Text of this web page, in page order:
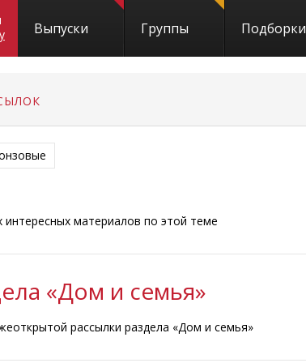
Выпуски Группы Подборки
интересных материалов по этой теме
«Дом и семья»
рассылки раздела «Дом и семья»